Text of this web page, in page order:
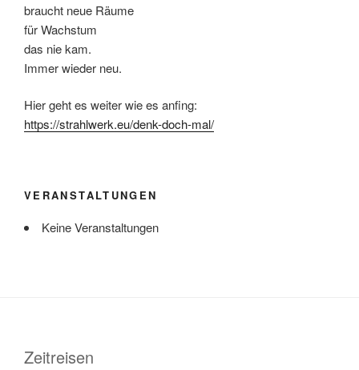
braucht neue Räume
für Wachstum
das nie kam.
Immer wieder neu.
Hier geht es weiter wie es anfing:
https://strahlwerk.eu/denk-doch-mal/
VERANSTALTUNGEN
Keine Veranstaltungen
Zeitreisen